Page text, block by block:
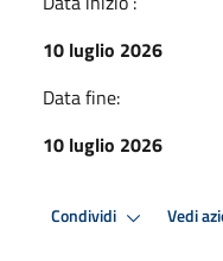
10 luglio 2026
Data fine:
10 luglio 2026
Condividi Vedi